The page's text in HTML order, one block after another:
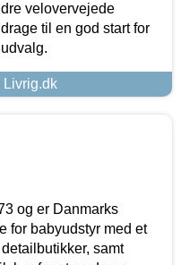
velovervejede
til en god start for
Livrig.dk
og er Danmarks
for babyudstyr med et
samt